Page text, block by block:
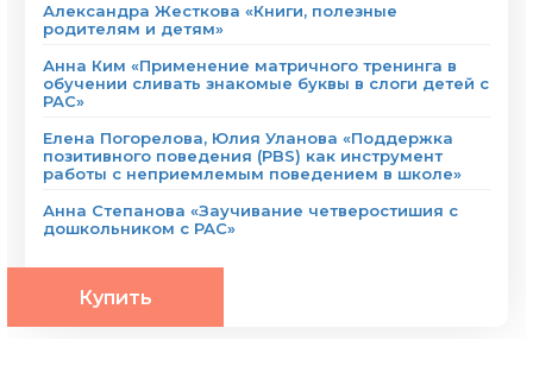
Александра Жесткова «Книги, полезные
родителям и детям»
Анна Ким «Применение матричного тренинга в
обучении сливать знакомые буквы в слоги детей с
РАС»
Елена Погорелова, Юлия Уланова «Поддержка
позитивного поведения (PBS) как инструмент
работы с неприемлемым поведением в школе»
Анна Степанова «Заучивание четверостишия с
дошкольником с РАС»
Купить